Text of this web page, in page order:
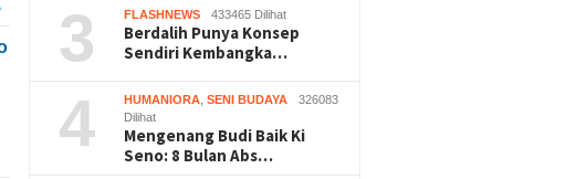
3 FLASHNEWS 433465 Dilihat
Berdalih Punya Konsep
Sendiri Kembangka…
4 HUMANIORA ,SENI BUDAYA
326083
Dilihat
Mengenang Budi Baik Ki
Seno: 8 Bulan Abs…